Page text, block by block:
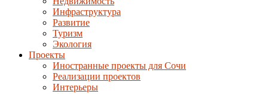
Инфраструктура
Развитие
Туризм
Экология
Проекты
Иностранные проекты для Сочи
Реализации проектов
Интерьеры